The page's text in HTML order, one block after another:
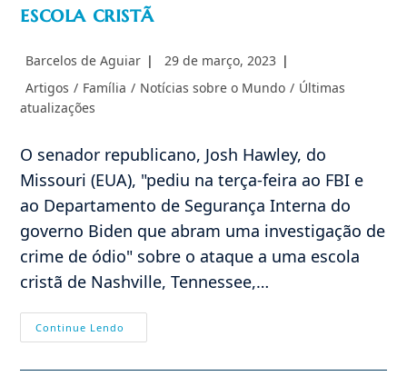
escola cristã
Autor
post:
Barcelos de Aguiar
Post
29 de março, 2023
Categoria
do
Artigos / Família / Notícias sobre o Mundo / Últimas
atualizações
O senador republicano, Josh Hawley, do
Missouri (EUA), "pediu na terça-feira ao FBI e
ao Departamento de Segurança Interna do
governo Biden que abram uma investigação de
crime de ódio" sobre o ataque a uma escola
cristã de Nashville, Tennessee,…
Continue Lendo
De
Se